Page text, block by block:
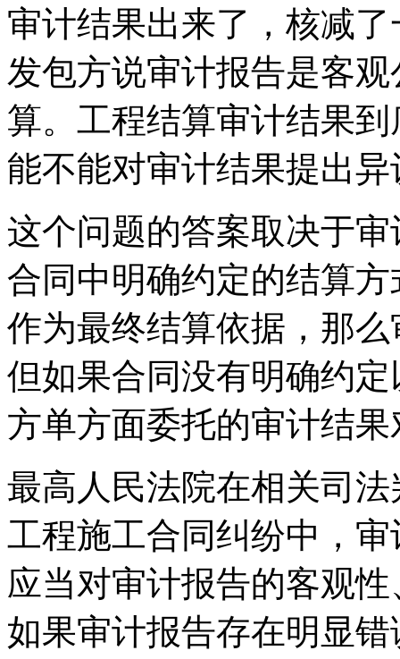
审计结果出来了，核减
发包方说审计报告是客
算。工程结算审计结果
能不能对审计结果提出异
这个问题的答案取决于
合同中明确约定的结算
作为最终结算依据，那
但如果合同没有明确约
方单方面委托的审计结
最高人民法院在相关司
工程施工合同纠纷中，
应当对审计报告的客观
如果审计报告存在明显